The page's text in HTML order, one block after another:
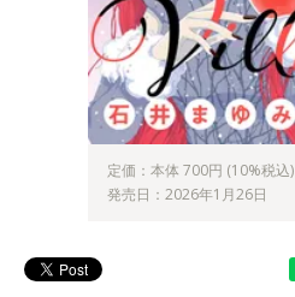
定価：本体 700円 (10%税込)
発売日：2026年1月26日